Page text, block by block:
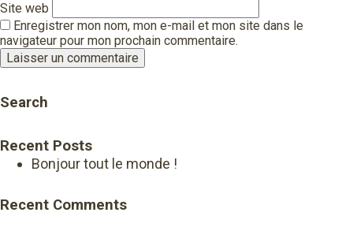
Site web
Enregistrer mon nom, mon e-mail et mon site dans le
navigateur pour mon prochain commentaire.
Search
Recent Posts
Bonjour tout le monde !
Recent Comments